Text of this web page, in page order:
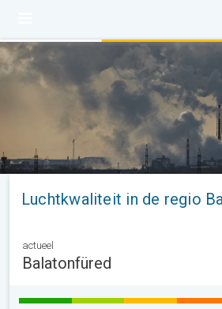
Luchtkwaliteit in de regio
actueel
Balatonfüred